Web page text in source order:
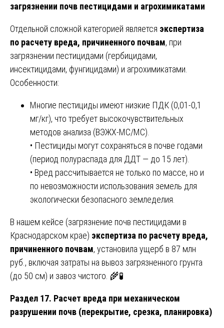
загрязнении почв пестицидами и агрохимикатами
Отдельной сложной категорией является экспертиза
по расчету вреда, причиненного почвам, при
загрязнении пестицидами (гербицидами,
инсектицидами, фунгицидами) и агрохимикатами.
Особенности:
Многие пестициды имеют низкие ПДК (0,01-0,1
мг/кг), что требует высокочувствительных
методов анализа (ВЭЖХ-МС/МС).
• Пестициды могут сохраняться в почве годами
(период полураспада для ДДТ — до 15 лет).
• Вред рассчитывается не только по массе, но и
по невозможности использования земель для
экологически безопасного земледелия.
В нашем кейсе (загрязнение почв пестицидами в
Краснодарском крае) экспертиза по расчету вреда,
причиненного почвам, установила ущерб в 87 млн
руб., включая затраты на вывоз загрязненного грунта
(до 50 см) и завоз чистого. 🌾🧪
Раздел 17. Расчет вреда при механическом
разрушении почв (перекрытие, срезка, планировка)